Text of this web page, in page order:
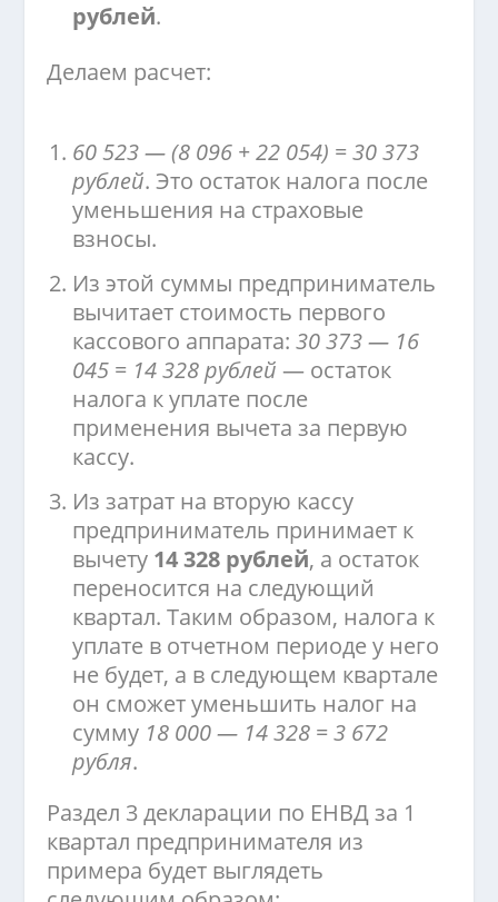
рублей.
Делаем расчет:
60 523 — (8 096 + 22 054) = 30 373
рублей. Это остаток налога после
уменьшения на страховые
взносы.
Из этой суммы предприниматель
вычитает стоимость первого
кассового аппарата:30 373 — 16
045 = 14 328 рублей — остаток
налога к уплате после
применения вычета за первую
кассу.
Из затрат на вторую кассу
предприниматель принимает к
вычету 14 328 рублей, а остаток
переносится на следующий
квартал. Таким образом, налога к
уплате в отчетном периоде у него
не будет, а в следующем квартале
он сможет уменьшить налог на
сумму 18 000 — 14 328 = 3 672
рубля.
Раздел 3 декларации по ЕНВД за 1
квартал предпринимателя из
примера будет выглядеть